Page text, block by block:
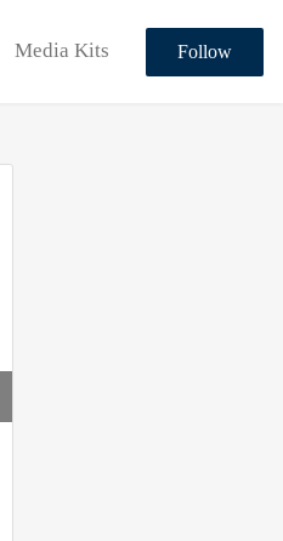
Media Kits Follow